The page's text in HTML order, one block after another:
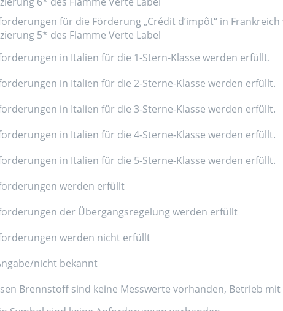
für die Förderung „Crédit d’impôt“ in
5* des Flamme Verte Label
in Italien für die 1-Stern-Klasse werden erfüllt.
in Italien für die 2-Sterne-Klasse werden erfüllt.
in Italien für die 3-Sterne-Klasse werden erfüllt.
in Italien für die 4-Sterne-Klasse werden erfüllt.
in Italien für die 5-Sterne-Klasse werden erfüllt.
werden erfüllt
der Übergangsregelung werden erfüllt
werden nicht erfüllt
nicht bekannt
Brennstoff sind keine Messwerte vorhanden, Betrieb